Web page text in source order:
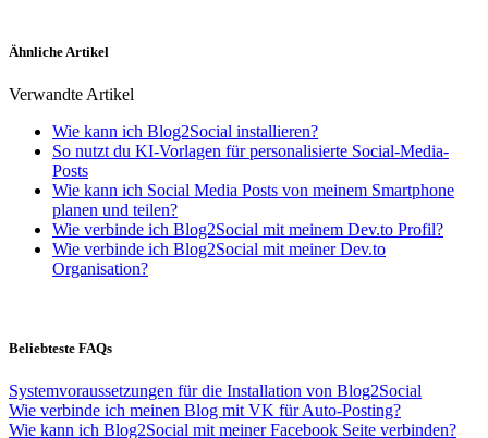
Ähnliche Artikel
Verwandte Artikel
Wie kann ich Blog2Social installieren?
So nutzt du KI-Vorlagen für personalisierte Social-Media-
Posts
Wie kann ich Social Media Posts von meinem Smartphone
planen und teilen?
Wie verbinde ich Blog2Social mit meinem Dev.to Profil?
Wie verbinde ich Blog2Social mit meiner Dev.to
Organisation?
Beliebteste FAQs
Systemvoraussetzungen für die Installation von Blog2Social
Wie verbinde ich meinen Blog mit VK für Auto-Posting?
Wie kann ich Blog2Social mit meiner Facebook Seite verbinden?